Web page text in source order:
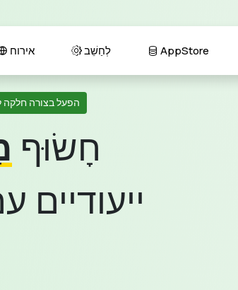
אירוח לְחַשֵׁב AppStore
הפעל בצורה חלקה
חָשׂוּף
ייעודיים